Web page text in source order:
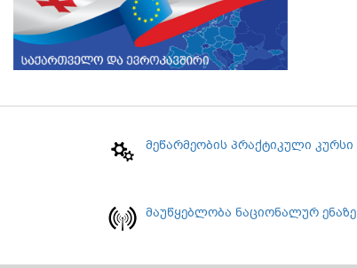
მეწარმეობის პრაქტიკული კურსი
მაუწყებლობა ნაციონალურ ენაზე